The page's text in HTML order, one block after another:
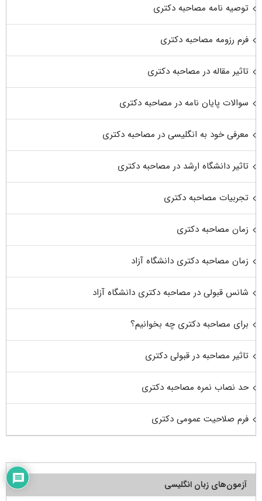
توصیه نامه مصاحبه دکتری
فرم رزومه مصاحبه دکتری
تاثیر مقاله در مصاحبه دکتری
سوالات پایان نامه در مصاحبه دکتری
معرفی خود به انگلیسی در مصاحبه دکتری
تاثیر دانشگاه ارشد در مصاحبه دکتری
تجربیات مصاحبه دکتری
زمان مصاحبه دکتری
زمان مصاحبه دکتری دانشگاه آزاد
شانس قبولی در مصاحبه دکتری دانشگاه آزاد
برای مصاحبه دکتری چه بخوانیم؟
تاثیر مصاحبه در قبولی دکتری
حد نصاب نمره مصاحبه دکتری
فرم صلاحیت عمومی دکتری
آزمون‌های زبان انگلیسی